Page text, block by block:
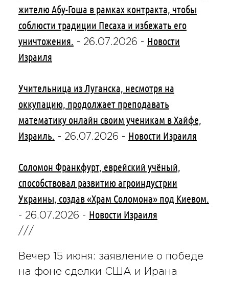
жителю Абу-Гоша в рамках контракта, чтобы
соблюсти традиции Песаха и избежать его
уничтожения. - 26.07.2026 - Новости
Израиля
Учительница из Луганска, несмотря на
оккупацию, продолжает преподавать
математику онлайн своим ученикам в Хайфе,
Израиль. - 26.07.2026 - Новости Израиля
Соломон Франкфурт, еврейский учёный,
способствовал развитию агроиндустрии
Украины, создав «Храм Соломона» под Киевом.
- 26.07.2026 - Новости Израиля
///
Вечер 15 июня: заявление о победе
на фоне сделки США и Ирана